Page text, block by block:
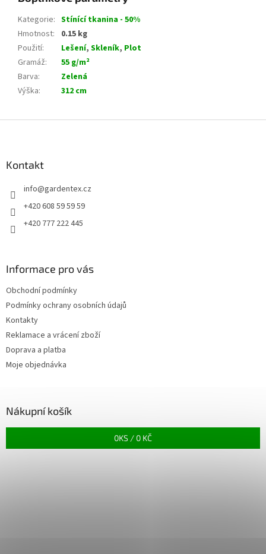
Kategorie: Stínící tkanina - 50%
Hmotnost:
0.15 kg
Použití: Lešení, Skleník, Plot
Gramáž:
55 g/m²
Barva:
Zelená
Výška: 312 cm
Kontakt
info@gardentex.cz
+420 608 59 59 59
+420 777 222 445
Informace pro vás
Obchodní podmínky
Podmínky ochrany osobních údajů
Kontakty
Reklamace a vrácení zboží
Doprava a platba
Moje objednávka
Nákupní košík
0KS / 0 KČ